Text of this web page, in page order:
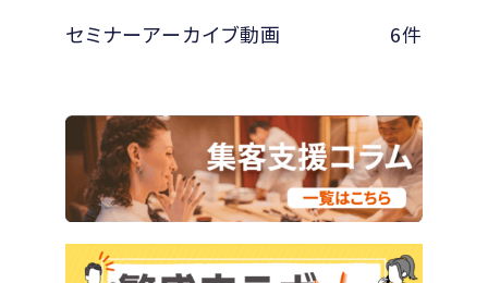
セミナーアーカイブ動画
6件